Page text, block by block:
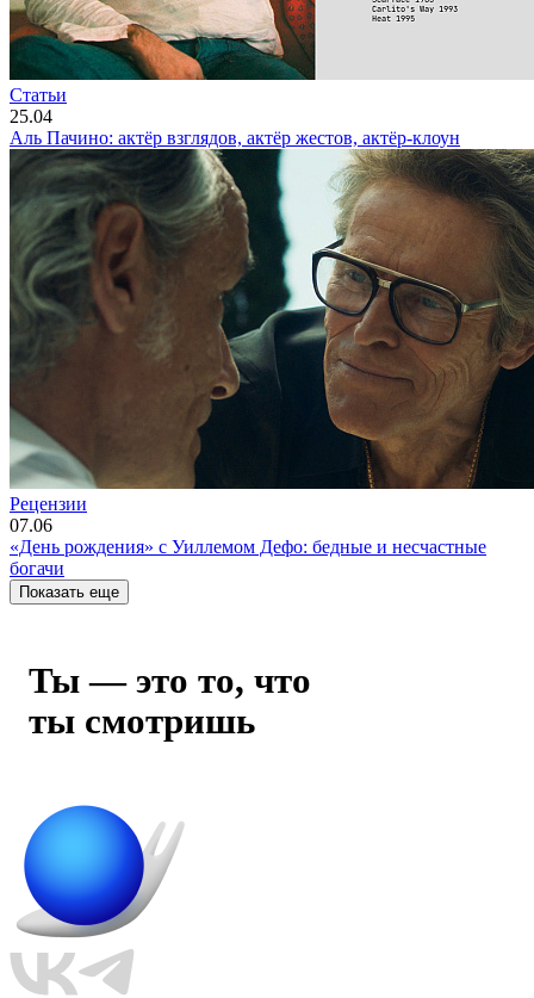
Статьи
25.04
Аль Пачино: актёр взглядов, актёр жестов, актёр-клоун
Рецензии
07.06
«День рождения» с Уиллемом Дефо: бедные и несчастные
богачи
Показать еще
Ты — это то, что
ты смотришь